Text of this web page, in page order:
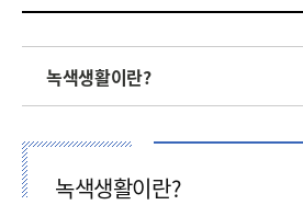
녹색생활이란?
녹색생활이란?